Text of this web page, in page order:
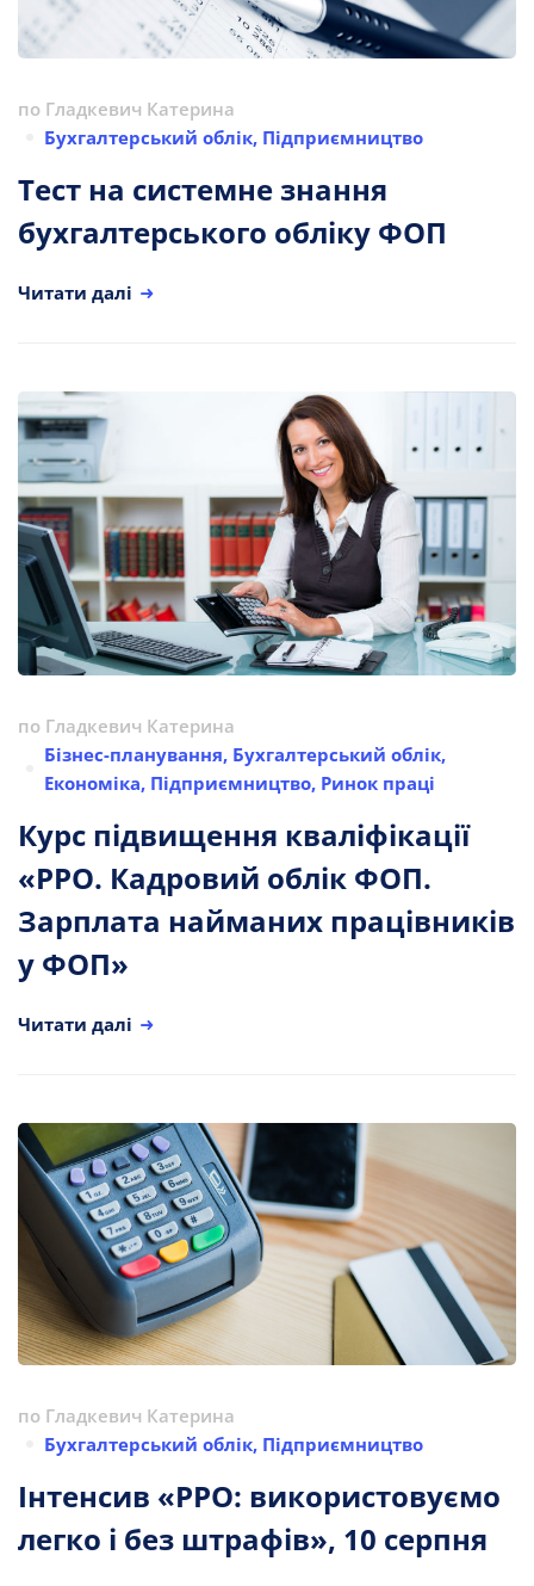
по Гладкевич Катерина
Бухгалтерський облік, Підприємництво
Тест на системне знання
бухгалтерського обліку ФОП
Читати далі
по Гладкевич Катерина
Бізнес-планування, Бухгалтерський облік,
Економіка, Підприємництво, Ринок праці
Курс підвищення кваліфікації
«РРО. Кадровий облік ФОП.
Зарплата найманих працівників
у ФОП»
Читати далі
по Гладкевич Катерина
Бухгалтерський облік, Підприємництво
Інтенсив «РРО: використовуємо
легко і без штрафів», 10 серпня